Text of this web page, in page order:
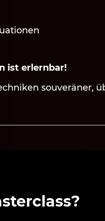
ist erlernbar!
souveräner,